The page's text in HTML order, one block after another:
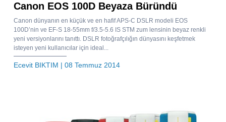
Canon EOS 100D Beyaza Büründü
Canon dünyanın en küçük ve en hafif APS-C DSLR modeli EOS
100D’nin ve EF-S 18-55mm f/3.5-5.6 IS STM zum lensinin beyaz renkli
yeni versiyonlarını tanıttı. DSLR fotoğrafçılığın dünyasını keşfetmek
isteyen yeni kullanıcılar için ideal...
Ecevit BIKTIM | 08 Temmuz 2014